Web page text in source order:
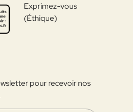
Exprimez-vous
(Éthique)
pour recevoir nos